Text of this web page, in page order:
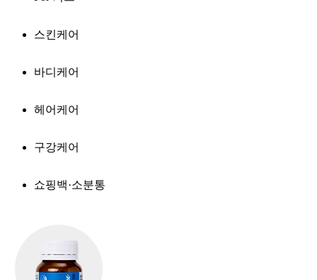
스킨케어
바디케어
헤어케어
구강케어
쇼핑백·소분통